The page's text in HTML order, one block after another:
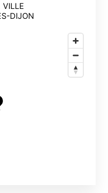
VILLE
DIJON